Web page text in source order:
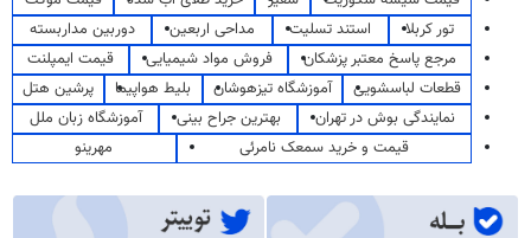
تور کربلا
استند تسلیت مداحی اربعین
دوربین مداربسته
مرجع پاسخ معتبر پزشکان
فروش مواد شیمیایی
قیمت ایمپلنت
قطعات لباسشویی
آموزشگاه تیزهوشان بلیط هواپیما
پرشین هتل
نمایندگی بوش در تهران
بهترین جراح بینی
آموزشگاه زبان ملل
قیمت و خرید سمعک نامرئی
مهرینو